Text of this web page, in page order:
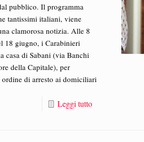
pubblico. Il programma
tantissimi italiani, viene
clamorosa notizia. Alle 8
18 giugno, i Carabinieri
casa di Sabani (via Banchi
della Capitale), per
di arresto ai domiciliari
Leggi tutto